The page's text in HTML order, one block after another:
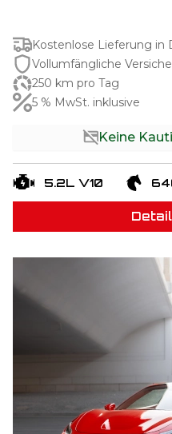
Kostenlose Lieferung in
Vollumfängliche
250 km pro Tag
5 % MwSt. inklusive
Keine
5.2L V10